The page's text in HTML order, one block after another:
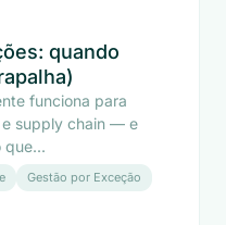
quando
funciona para
e supply chain — e
que...
Gestão por Exceção